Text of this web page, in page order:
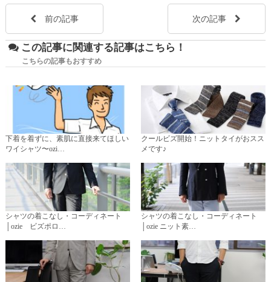
前の記事 次の記事
この記事に関連する記事はこちら！
こちらの記事もおすすめ
下着を着ずに、素肌に直接来てほしい
ワイシャツ〜ozi…
クールビズ開始！ニットタイがおスス
メです♪
シャツの着こなし・コーディネート
│ozie ビズポロ…
シャツの着こなし・コーディネート
│ozie ニット素…